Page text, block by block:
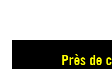
Près de